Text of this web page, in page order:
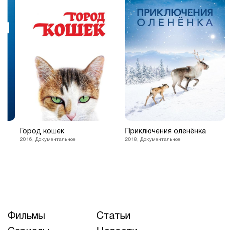
Город кошек
2016, Документальное
Приключения оленёнка
2018, Документальное
Фильмы
Статьи